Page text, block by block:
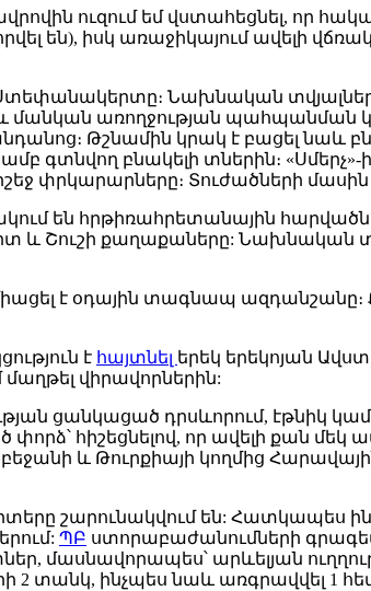
ուզում եմ վստահեցնել, որ
են), իսկ առաջիկայում ավելի
Ստեփանակերտը։ Նախնական
մանկան առողջության պահպանման
Թշնամին կրակ է բացել նաև
բնակելի տներին։ «Սմերչ»-ի
փրկարարները։ Տուժածների մասին
են հրթիռահրետանային
և Շուշի քաղաքաները: Նախնական
է օդային տագնապ ազդանշանը։
է հայտնել երեկ երեկոյան
վիրավորներին:
ցանկացած դրսևորում, էթնիկ
հիշեցնելով, որ ավելի քան մեկ
և Թուրքիայի կողմից
շարունակվում են: Հատկապես
ՊԲ ստորաբաժանումների
մասնավորապես՝ արևելյան
2 տանկ, ինչպես նաև առգրավվել